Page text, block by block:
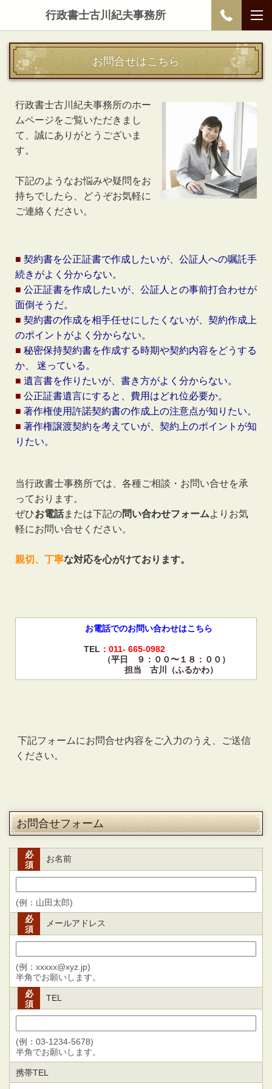
行政書士古川紀夫事務所
お問合せはこちら
行政書士古川紀夫事務所のホー
ムページをご覧いただきまし
て、誠にありがとうございま
す。
下記のようなお悩みや疑問をお
持ちでしたら、どうぞお気軽に
ご連絡ください。
■ 契約書を公正証書で作成したいが、公証人への嘱託手
続きがよく分からない。
■ 公正証書を作成したいが、公証人との事前打合わせが
面倒そうだ。
■ 契約書の作成を相手任せにしたくないが、契約作成上
のポイントがよく分からない。
■ 秘密保持契約書を作成する時期や契約内容をどうする
か、 迷っている。
■ 遺言書を作りたいが、書き方がよく分からない。
■ 公正証書遺言にすると、費用はどれ位必要か。
■ 著作権使用許諾契約書の作成上の注意点が知りたい。
■ 著作権譲渡契約を考えていが、契約上のポイントが知
りたい。
当行政書士事務所では、各種ご相談・お問い合せを承
っております。
ぜひお電話または下記の問い合わせフォームよりお気
軽にお問い合せください。
親切、丁寧な対応を心がけております。
お電話でのお問い合わせはこちら
TEL ：011- 665-0982
（平日 ９：００〜１８：００）
担当 古川（ふるかわ）
下記フォームにお問合せ内容をご入力のうえ、ご送信
ください。
お問合せフォーム
お名前
必
須
(例：山田太郎)
メールアドレス
必
須
(例：xxxxx@xyz.jp)
半角でお願いします。
TEL
必
須
(例：03-1234-5678)
半角でお願いします。
携帯TEL